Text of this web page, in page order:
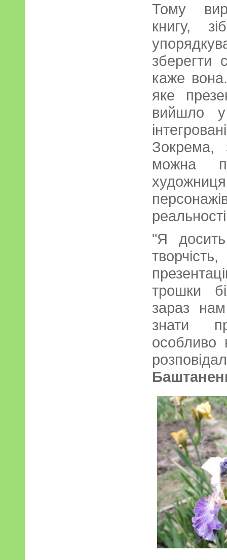
Тому
книгу,
зберегти
каже
яке
вийшло
Зокрема,
можна
"Я
трошки
зараз
знати
особливо